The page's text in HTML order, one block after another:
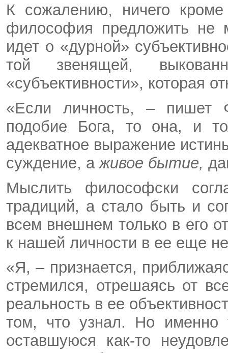
К сожалению, ничего
философия предложить не
идет о «дурной»
той звенящей,
«субъективности», которая
«Если личность, – пишет
подобие Бога, то она, и
адекватное выражение
суждение, а живое бытие,
Мыслить философски
традиций, а стало быть и
всем внешнем только в его
к нашей личности в ее еще
«Я, – признается,
стремился, отрешаясь от
реальность в ее
том, что узнал. Но именно
оставшуюся как-то